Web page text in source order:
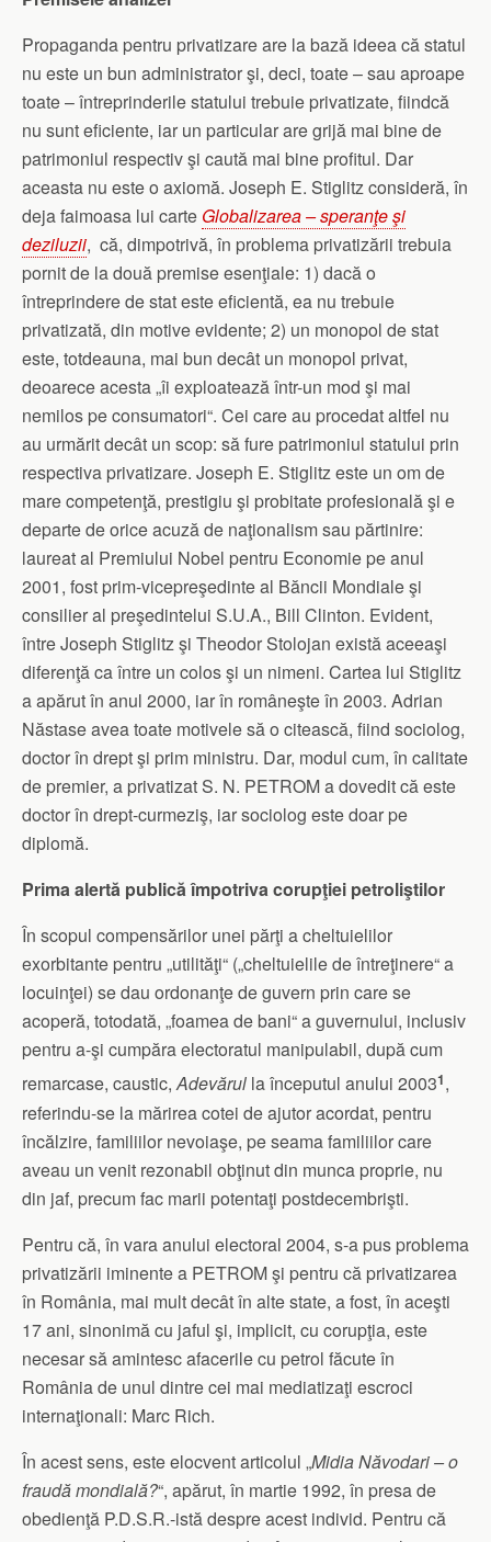
Propaganda pentru privatizare are la bază ideea că statul
nu este un bun administrator şi, deci, toate – sau aproape
toate – întreprinderile statului trebuie privatizate, fiindcă
nu sunt eficiente, iar un particular are grijă mai bine de
patrimoniul respectiv şi caută mai bine profitul. Dar
aceasta nu este o axiomă. Joseph E. Stiglitz consideră, în
deja faimoasa lui carte Globalizarea – speranţe şi
deziluzii, că, dimpotrivă, în problema privatizării trebuia
pornit de la două premise esenţiale: 1) dacă o
întreprindere de stat este eficientă, ea nu trebuie
privatizată, din motive evidente; 2) un monopol de stat
este, totdeauna, mai bun decât un monopol privat,
deoarece acesta „îi exploatează într-un mod şi mai
nemilos pe consumatori“. Cei care au procedat altfel nu
au urmărit decât un scop: să fure patrimoniul statului prin
respectiva privatizare. Joseph E. Stiglitz este un om de
mare competenţă, prestigiu şi probitate profesională şi e
departe de orice acuză de naţionalism sau părtinire:
laureat al Premiului Nobel pentru Economie pe anul
2001, fost prim-vicepreşedinte al Băncii Mondiale şi
consilier al preşedintelui S.U.A., Bill Clinton. Evident,
între Joseph Stiglitz şi Theodor Stolojan există aceeaşi
diferenţă ca între un colos şi un nimeni. Cartea lui Stiglitz
a apărut în anul 2000, iar în româneşte în 2003. Adrian
Năstase avea toate motivele să o citească, fiind sociolog,
doctor în drept şi prim ministru. Dar, modul cum, în calitate
de premier, a privatizat S. N. PETROM a dovedit că este
doctor în drept-curmeziş, iar sociolog este doar pe
diplomă.
Prima alertă publică împotriva corupţiei petroliştilor
În scopul compensărilor unei părţi a cheltuielilor
exorbitante pentru „utilităţi“ („cheltuielile de întreţinere“ a
locuinţei) se dau ordonanţe de guvern prin care se
acoperă, totodată, „foamea de bani“ a guvernului, inclusiv
pentru a-şi cumpăra electoratul manipulabil, după cum
remarcase, caustic,Adevărul la începutul anului 20031,
referindu-se la mărirea cotei de ajutor acordat, pentru
încălzire, familiilor nevoiaşe, pe seama familiilor care
aveau un venit rezonabil obţinut din munca proprie, nu
din jaf, precum fac marii potentaţi postdecembrişti.
Pentru că, în vara anului electoral 2004, s-a pus problema
privatizării iminente a PETROM şi pentru că privatizarea
în România, mai mult decât în alte state, a fost, în aceşti
17 ani, sinonimă cu jaful şi, implicit, cu corupţia, este
necesar să amintesc afacerile cu petrol făcute în
România de unul dintre cei mai mediatizaţi escroci
internaţionali: Marc Rich.
În acest sens, este elocvent articolul „Midia Năvodari – o
fraudă mondială?“, apărut, în martie 1992, în presa de
obedienţă P.D.S.R.-istă despre acest individ. Pentru că